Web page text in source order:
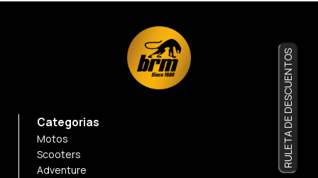
Categorias
Motos
Scooters
Adventure
RULETA DE DESCUENTOS